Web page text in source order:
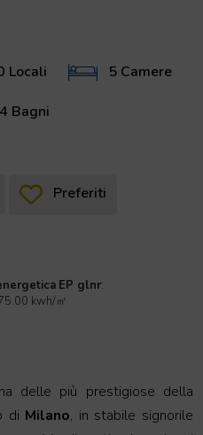
Locali 5 Camere
4 Bagni
Preferiti
EP glnr:
kwh/㎡
delle più prestigiose della
di Milano, in stabile signorile